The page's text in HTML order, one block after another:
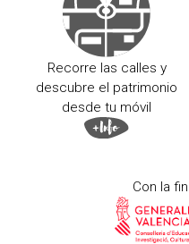
Recorre las calles y
descubre el patrimonio
desde tu móvil
Con la